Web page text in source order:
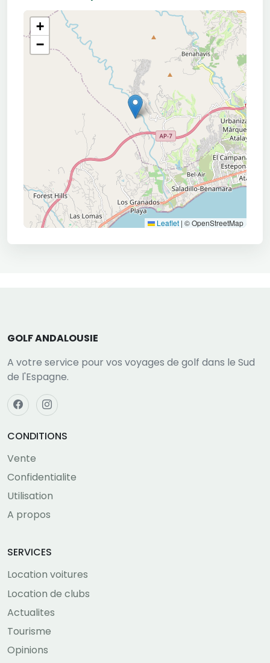
+
−
Leaflet | © OpenStreetMap
GOLF ANDALOUSIE
A votre service pour vos voyages de golf dans le Sud
de l'Espagne.
CONDITIONS
Vente
Confidentialite
Utilisation
A propos
SERVICES
Location voitures
Location de clubs
Actualites
Tourisme
Opinions